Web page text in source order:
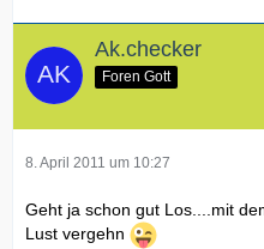
Ak.checker
Foren Gott
8. April 2011 um 10:27
Geht ja schon gut Los....mit
Lust vergehn